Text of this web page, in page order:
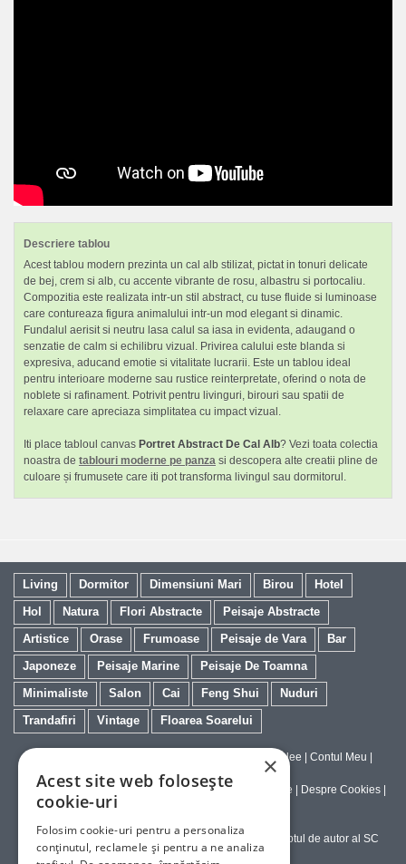
Descriere tablou
Acest tablou modern prezinta un cal alb stilizat, pictat in tonuri delicate
de bej, crem si alb, cu accente vibrante de rosu, albastru si portocaliu.
Compozitia este realizata intr-un stil abstract, cu tuse fluide si luminoase
care contureaza figura animalului intr-un mod elegant si dinamic.
Fundalul aerisit si neutru lasa calul sa iasa in evidenta, adaugand o
senzatie de calm si echilibru vizual. Privirea calului este blanda si
expresiva, aducand emotie si vitalitate lucrarii. Este un tablou ideal
pentru interioare moderne sau rustice reinterpretate, oferind o nota de
noblete si rafinament. Potrivit pentru livinguri, birouri sau spatii de
relaxare care apreciaza simplitatea cu impact vizual.
Iti place tabloul canvas Portret Abstract De Cal Alb? Vezi toata colectia
noastra de tablouri moderne pe panza si descopera alte creatii pline de
culoare și frumusete care iti pot transforma livingul sau dormitorul.
Living Dormitor Dimensiuni Mari Birou
Hotel
Hol
Natura Flori Abstracte
Peisaje Abstracte
Artistice
Orase Frumoase Peisaje de Vara
Bar
Japoneze
Peisaje Marine
Peisaje De Toamna
Minimaliste
Salon Cai Feng Shui
Nuduri
Trandafiri
Vintage Floarea Soarelui
Calitatea Tablourilor Giclee Contul Meu
Tablouri la Comanda
Politica de Livrare si Retur| Politica de Confidentialitate Despre Cookies
Copyright © 2023-2026 - Textele şi imaginile sub dreptul de autor al SC
ArtInvest SRL
×
Acest site web folosește
cookie-uri
Folosim cookie-uri pentru a personaliza
conținutul, reclamele și pentru a ne analiza